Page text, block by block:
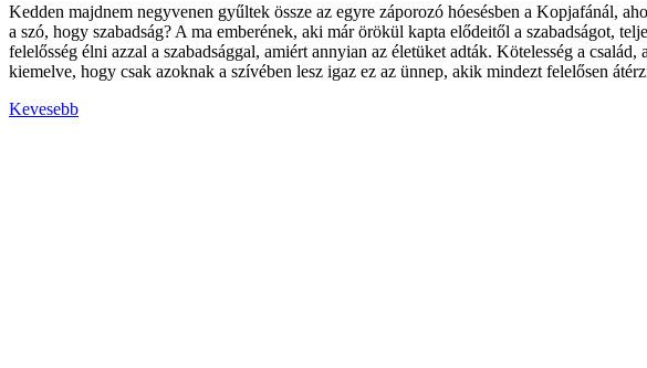
Kedden majdnem negyvenen gyűltek össze az egyre záporozó hóesésben a Kopjafánál,
a szó, hogy szabadság? A ma emberének, aki már örökül kapta elődeitől a szabadságot,
felelősség élni azzal a szabadsággal, amiért annyian az életüket adták. Kötelesség a
kiemelve, hogy csak azoknak a szívében lesz igaz ez az ünnep, akik mindezt felelősen
Kevesebb